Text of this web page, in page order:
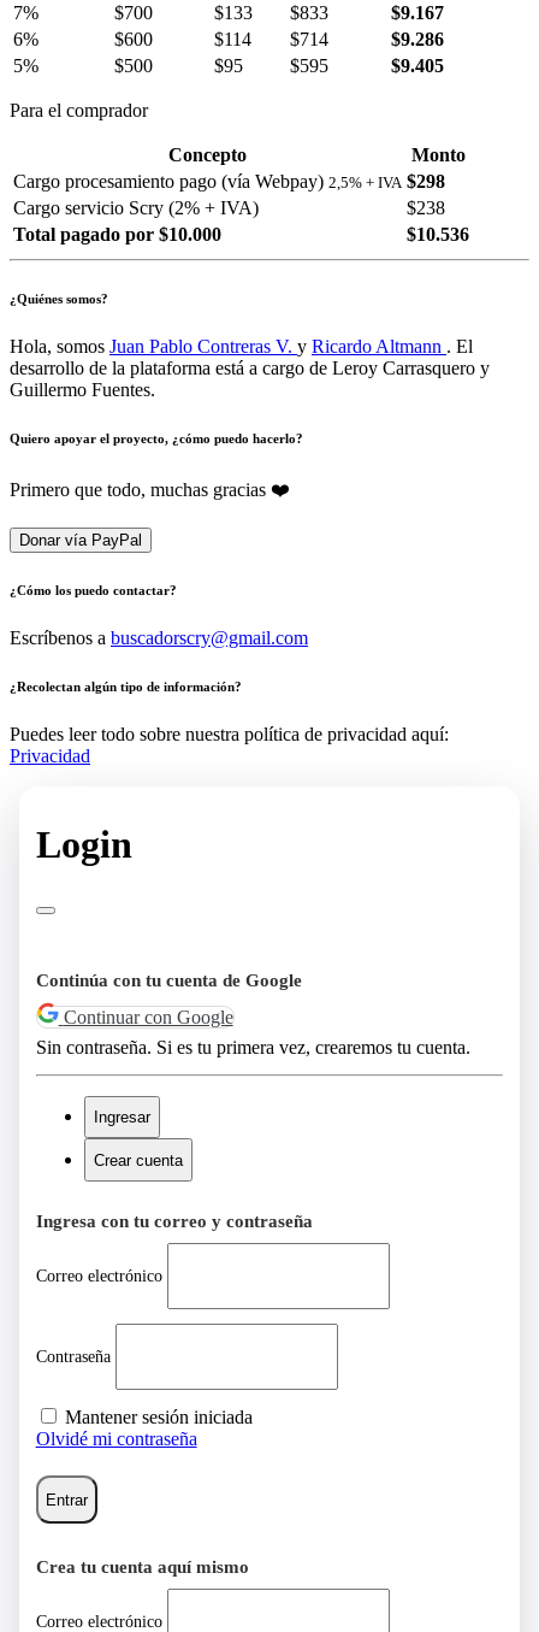
7%
$700 $133 $833
$9.167
6%
$600 $114 $714
$9.286
5%
$500 $95 $595 $9.405
Para el comprador
Concepto
Monto
Cargo procesamiento pago (vía Webpay) 2,5% + IVA $298
Cargo servicio Scry (2% + IVA)
$238
Total pagado por $10.000
$10.536
¿Quiénes somos?
Hola, somos Juan Pablo Contreras V. y Ricardo Altmann . El
desarrollo de la plataforma está a cargo de Leroy Carrasquero y
Guillermo Fuentes.
Quiero apoyar el proyecto, ¿cómo puedo hacerlo?
Primero que todo, muchas gracias ❤️
Donar vía PayPal
¿Cómo los puedo contactar?
Escríbenos a buscadorscry@gmail.com
¿Recolectan algún tipo de información?
Puedes leer todo sobre nuestra política de privacidad aquí:
Privacidad
Login
Continúa con tu cuenta de Google
Continuar con Google
Sin contraseña. Si es tu primera vez, crearemos tu cuenta.
Ingresar
Crear cuenta
Ingresa con tu correo y contraseña
Correo electrónico
Contraseña
Mantener sesión iniciada
Olvidé mi contraseña
Entrar
Crea tu cuenta aquí mismo
Correo electrónico